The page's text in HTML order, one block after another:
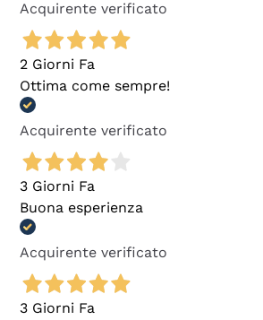
Acquirente verificato
2 Giorni Fa
Ottima come sempre!
Acquirente verificato
3 Giorni Fa
Buona esperienza
Acquirente verificato
3 Giorni Fa